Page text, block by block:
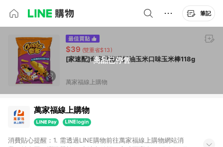
筆記
商品已停售
$39 (雙重省$13)
[家速配]奇多北海道奶油玉米口味玉米棒118g
萬家福線上購物
萬家福線上購物
消費貼心提醒：1. 需透過LINE購物前往萬家福線上購物網站消